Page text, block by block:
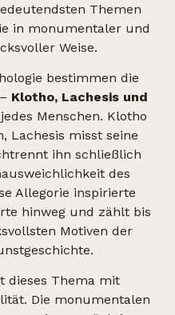
Themen
in monumentaler und
Weise.
bestimmen die
Klotho, Lachesis und
Menschen. Klotho
Lachesis misst seine
ihn schließlich
des
Allegorie inspirierte
hinweg und zählt bis
Motiven der
dieses Thema mit
Die monumentalen